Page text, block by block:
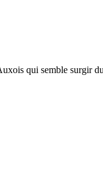
qui semble surgir